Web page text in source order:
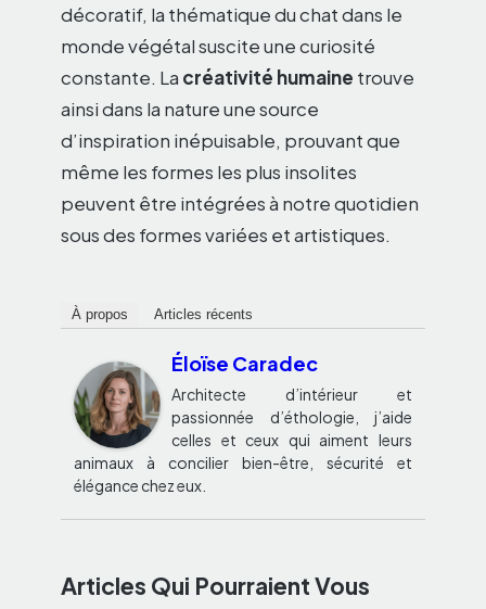
décoratif, la thématique du chat dans le
monde végétal suscite une curiosité
constante. La créativité humaine trouve
ainsi dans la nature une source
d’inspiration inépuisable, prouvant que
même les formes les plus insolites
peuvent être intégrées à notre quotidien
sous des formes variées et artistiques.
À propos Articles récents
Éloïse Caradec
Architecte d’intérieur et
passionnée d’éthologie, j’aide
celles et ceux qui aiment leurs
animaux à concilier bien-être, sécurité et
élégance chez eux.
Articles Qui Pourraient Vous